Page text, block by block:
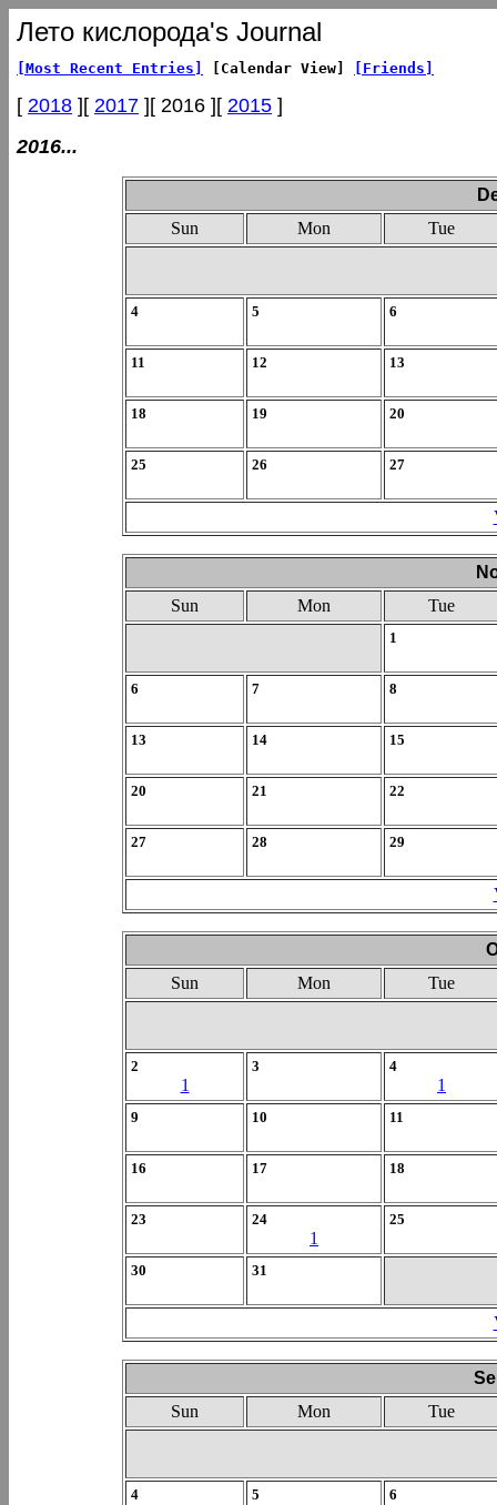
Лето кислорода's Journal
[Most Recent Entries] [Calendar View] [Friends]
[ 2018 ][ 2017 ][ 2016 ][ 2015 ]
2016...
Sun
Mon Tue
4 5 6
11 12 13
18 19 20
25 26 27
Sun
Mon Tue
1
6 7 8
13 14 15
20 21 22
27 28 29
Sun
Mon Tue
2
1
3 4
1
9 10 11
16 17 18
23 24
1
25
30 31
Sun
Mon Tue
4 5 6